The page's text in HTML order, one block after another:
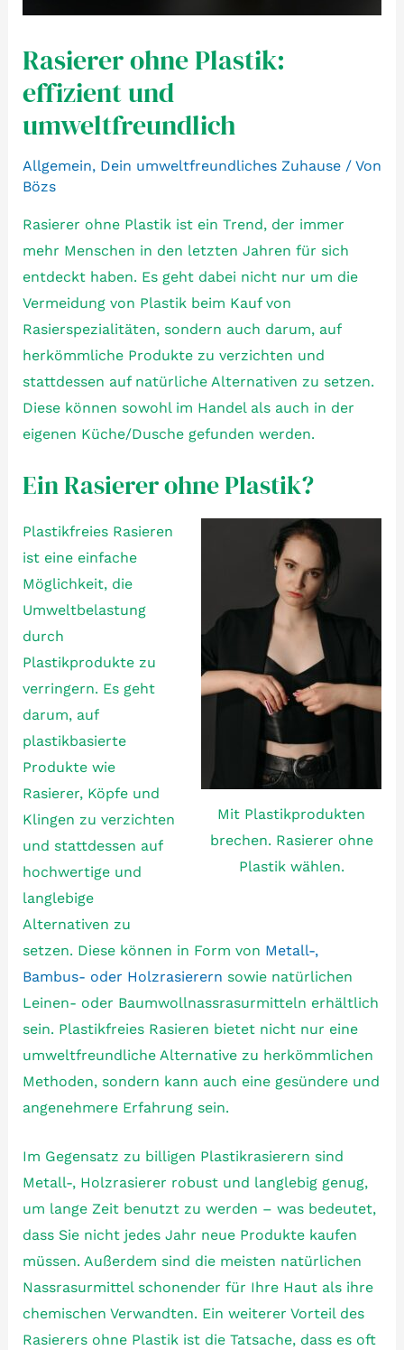
Rasierer ohne Plastik:
effizient und
umweltfreundlich
Allgemein, Dein umweltfreundliches Zuhause/ Von
Bözs
Rasierer ohne Plastik ist ein Trend, der immer
mehr Menschen in den letzten Jahren für sich
entdeckt haben. Es geht dabei nicht nur um die
Vermeidung von Plastik beim Kauf von
Rasierspezialitäten, sondern auch darum, auf
herkömmliche Produkte zu verzichten und
stattdessen auf natürliche Alternativen zu setzen.
Diese können sowohl im Handel als auch in der
eigenen Küche/Dusche gefunden werden.
Ein Rasierer ohne Plastik?
Mit Plastikprodukten
brechen. Rasierer ohne
Plastik wählen.
Plastikfreies Rasieren
ist eine einfache
Möglichkeit, die
Umweltbelastung
durch
Plastikprodukte zu
verringern. Es geht
darum, auf
plastikbasierte
Produkte wie
Rasierer, Köpfe und
Klingen zu verzichten
und stattdessen auf
hochwertige und
langlebige
Alternativen zu
setzen. Diese können in Form von Metall-,
Bambus- oder Holzrasierern sowie natürlichen
Leinen- oder Baumwollnassrasurmitteln erhältlich
sein. Plastikfreies Rasieren bietet nicht nur eine
umweltfreundliche Alternative zu herkömmlichen
Methoden, sondern kann auch eine gesündere und
angenehmere Erfahrung sein.
Im Gegensatz zu billigen Plastikrasierern sind
Metall-, Holzrasierer robust und langlebig genug,
um lange Zeit benutzt zu werden – was bedeutet,
dass Sie nicht jedes Jahr neue Produkte kaufen
müssen. Außerdem sind die meisten natürlichen
Nassrasurmittel schonender für Ihre Haut als ihre
chemischen Verwandten. Ein weiterer Vorteil des
Rasierers ohne Plastik ist die Tatsache, dass es oft